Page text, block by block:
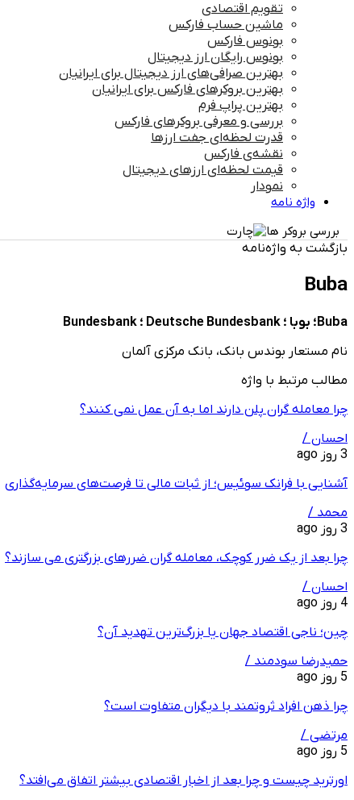
تقویم اقتصادی
ماشین حساب فارکس
بونوس فارکس
بونوس رایگان ارز دیجیتال
بهترین صرافی‌های ارز دیجیتال برای ایرانیان
بهترین بروکرهای فارکس برای ایرانیان
بهترین پراپ‌ فرم
بررسی و معرفی بروکرهای فارکس
قدرت لحظه‌ای جفت ارزها
نقشه‌ی فارکس
قیمت لحظه‌ای ارزهای دیجیتال
نمودار
واژه نامه
بررسی بروکر ها
بازگشت به واژه‌نامه
Buba
Buba؛ بوبا ؛ Deutsche Bundesbank ؛ Bundesbank
نام مستعار بوندس بانک، بانک مرکزی آلمان
مطالب مرتبط با واژه
چرا معامله ‌گران پلن دارند اما به آن عمل نمی ‌کنند؟
احسان /
3 روز ago
آشنایی با فرانک سوئیس؛ از ثبات مالی تا فرصت‌های سرمایه‌گذاری
محمد /
3 روز ago
چرا بعد از یک ضرر کوچک، معامله‌ گران ضررهای بزرگتری می ‌سازند؟
احسان /
4 روز ago
چین؛ ناجی اقتصاد جهان یا بزرگ‌ترین تهدید آن؟
حمیدرضا سودمند /
5 روز ago
چرا ذهن افراد ثروتمند با دیگران متفاوت است؟
مرتضی /
5 روز ago
اورترید چیست و چرا بعد از اخبار اقتصادی بیشتر اتفاق می‌افتد؟